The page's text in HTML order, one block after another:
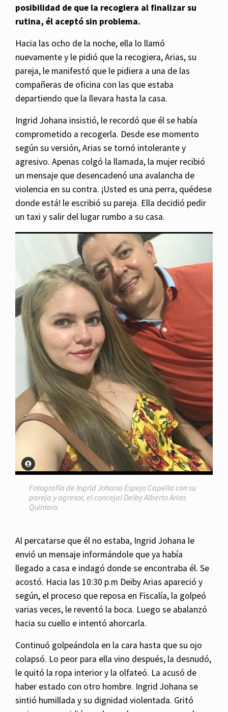
posibilidad de que la recogiera al finalizar su
rutina, él aceptó sin problema.
Hacia las ocho de la noche, ella lo llamó
nuevamente y le pidió que la recogiera, Arias, su
pareja, le manifestó que le pidiera a una de las
compañeras de oficina con las que estaba
departiendo que la llevara hasta la casa.
Ingrid Johana insistió, le recordó que él se había
comprometido a recogerla. Desde ese momento
según su versión, Arias se tornó intolerante y
agresivo. Apenas colgó la llamada, la mujer recibió
un mensaje que desencadenó una avalancha de
violencia en su contra. ¡Usted es una perra, quédese
donde está! le escribió su pareja. Ella decidió pedir
un taxi y salir del lugar rumbo a su casa.
Fotografía de Ingrid Johana Espejo Capella con su
pareja y agresor, el concejal Deiby Alberto Arias
Quintero
Al percatarse que él no estaba, Ingrid Johana le
envió un mensaje informándole que ya había
llegado a casa e indagó donde se encontraba él. Se
acostó. Hacia las 10:30 p.m Deiby Arias apareció y
según, el proceso que reposa en Fiscalía, la golpeó
varias veces, le reventó la boca. Luego se abalanzó
hacia su cuello e intentó ahorcarla.
Continuó golpeándola en la cara hasta que su ojo
colapsó. Lo peor para ella vino después, la desnudó,
le quitó la ropa interior y la olfateó. La acusó de
haber estado con otro hombre. Ingrid Johana se
sintió humillada y su dignidad violentada. Gritó